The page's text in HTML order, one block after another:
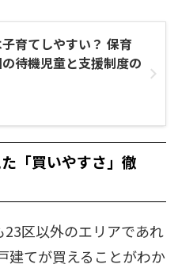
育てしやすい？ 保育
待機児童と支援制度の
「買いやすさ」徹
区以外のエリアであれ
建てが買えることがわか